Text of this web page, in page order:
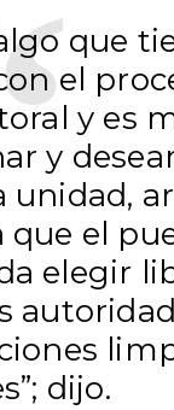
que
el
y es
y
unidad,
que el
elegir
dijo.